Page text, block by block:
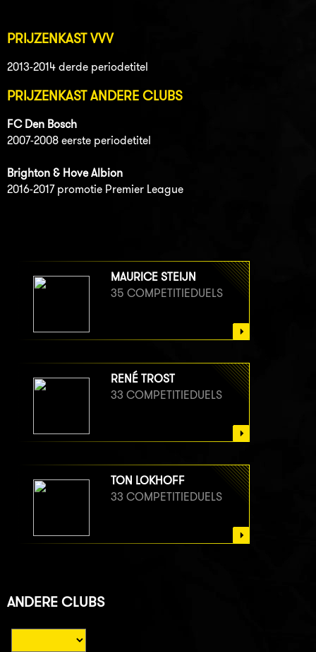
PRIJZENKAST VVV
2013-2014 derde periodetitel
PRIJZENKAST ANDERE CLUBS
FC Den Bosch
2007-2008 eerste periodetitel
Brighton & Hove Albion
2016-2017 promotie Premier League
MAURICE STEIJN
35 COMPETITIEDUELS
RENÉ TROST
33 COMPETITIEDUELS
TON LOKHOFF
33 COMPETITIEDUELS
ANDERE CLUBS